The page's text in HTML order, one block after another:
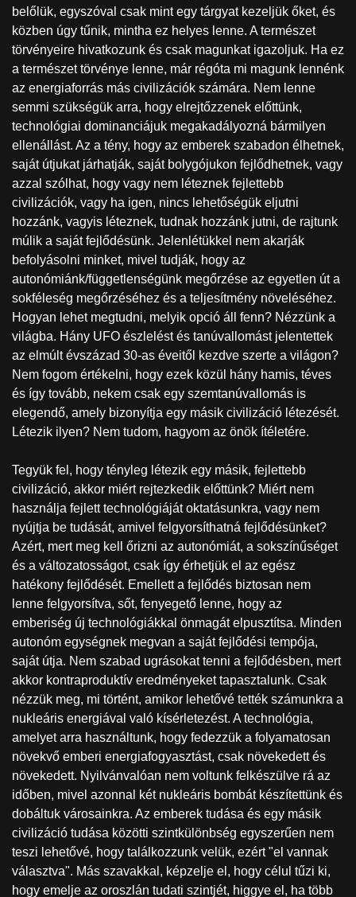
belőlük, egyszóval csak mint egy tárgyat kezeljük őket, és
közben úgy tűnik, mintha ez helyes lenne. A természet
törvényeire hivatkozunk és csak magunkat igazoljuk. Ha ez
a természet törvénye lenne, már régóta mi magunk lennénk
az energiaforrás más civilizációk számára. Nem lenne
semmi szükségük arra, hogy elrejtőzzenek előttünk,
technológiai dominanciájuk megakadályozná bármilyen
ellenállást. Az a tény, hogy az emberek szabadon élhetnek,
saját útjukat járhatják, saját bolygójukon fejlődhetnek, vagy
azzal szólhat, hogy vagy nem léteznek fejlettebb
civilizációk, vagy ha igen, nincs lehetőségük eljutni
hozzánk, vagyis léteznek, tudnak hozzánk jutni, de rajtunk
múlik a saját fejlődésünk. Jelenlétükkel nem akarják
befolyásolni minket, mivel tudják, hogy az
autonómiánk/függetlenségünk megőrzése az egyetlen út a
sokféleség megőrzéséhez és a teljesítmény növeléséhez.
Hogyan lehet megtudni, melyik opció áll fenn? Nézzünk a
világba. Hány UFO észlelést és tanúvallomást jelentettek
az elmúlt évszázad 30-as éveitől kezdve szerte a világon?
Nem fogom értékelni, hogy ezek közül hány hamis, téves
és így tovább, nekem csak egy szemtanúvallomás is
elegendő, amely bizonyítja egy másik civilizáció létezését.
Létezik ilyen? Nem tudom, hagyom az önök ítéletére.
Tegyük fel, hogy tényleg létezik egy másik, fejlettebb
civilizáció, akkor miért rejtezkedik előttünk? Miért nem
használja fejlett technológiáját oktatásunkra, vagy nem
nyújtja be tudását, amivel felgyorsíthatná fejlődésünket?
Azért, mert meg kell őrizni az autonómiát, a sokszínűséget
és a változatosságot, csak így érhetjük el az egész
hatékony fejlődését. Emellett a fejlődés biztosan nem
lenne felgyorsítva, sőt, fenyegető lenne, hogy az
emberiség új technológiákkal önmagát elpusztítsa. Minden
autonóm egységnek megvan a saját fejlődési tempója,
saját útja. Nem szabad ugrásokat tenni a fejlődésben, mert
akkor kontraproduktív eredményeket tapasztalunk. Csak
nézzük meg, mi történt, amikor lehetővé tették számunkra a
nukleáris energiával való kísérletezést. A technológia,
amelyet arra használtunk, hogy fedezzük a folyamatosan
növekvő emberi energiafogyasztást, csak növekedett és
növekedett. Nyilvánvalóan nem voltunk felkészülve rá az
időben, mivel azonnal két nukleáris bombát készítettünk és
dobáltuk városainkra. Az emberek tudása és egy másik
civilizáció tudása közötti szintkülönbség egyszerűen nem
teszi lehetővé, hogy találkozzunk velük, ezért "el vannak
választva". Más szavakkal, képzelje el, hogy célul tűzi ki,
hogy emelje az oroszlán tudati szintjét, higgye el, ha több